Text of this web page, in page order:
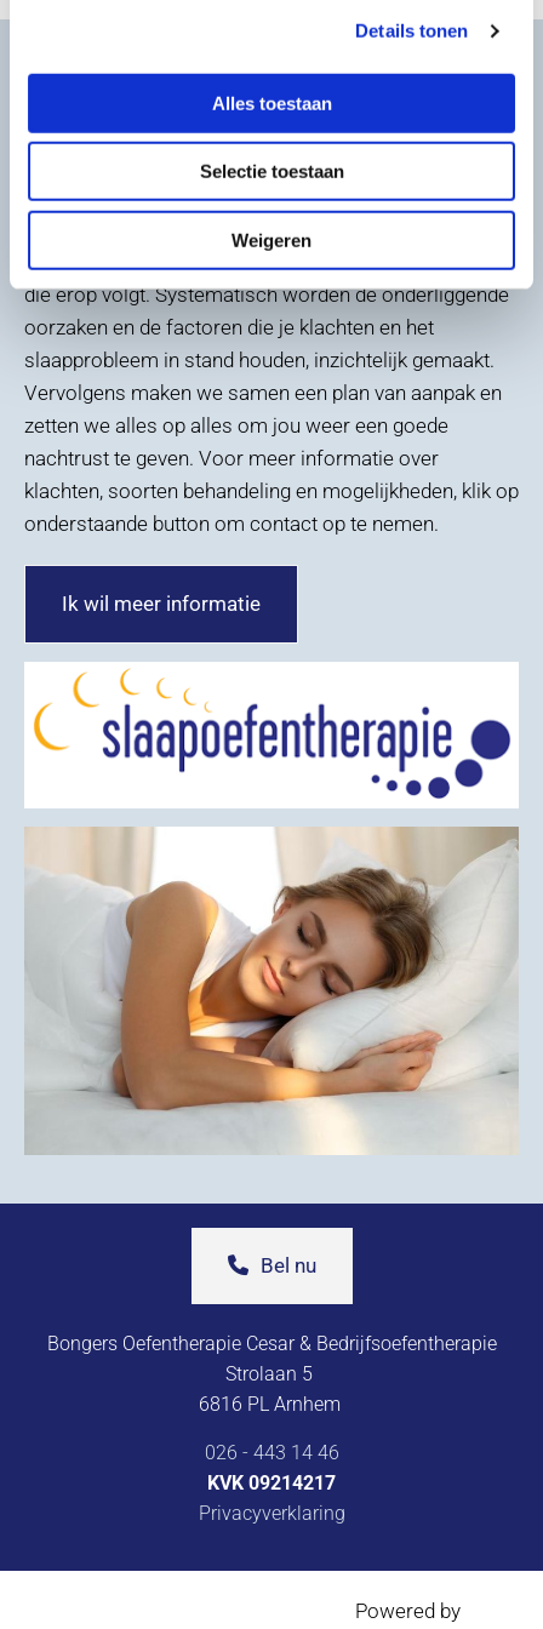
Details tonen
Alles toestaan
Selectie toestaan
Weigeren
Wat kan je van slaapoefentherapie
Ik benader je lichamelijke en/of mentale klachten en
slaapproblemen vanuit een 24-uurs visie. Invloeden van
overdag lopen door in de nacht en daarbij zullen de
gevolgen van je slechte nachtrust doorlopen in de dag
die erop volgt. Systematisch worden de onderliggende
oorzaken en de factoren die je klachten en het
slaapprobleem in stand houden, inzichtelijk gemaakt.
Vervolgens maken we samen een plan van aanpak en
zetten we alles op alles om jou weer een goede
nachtrust te geven. Voor meer informatie over
klachten, soorten behandeling en mogelijkheden, klik op
onderstaande button om contact op te nemen.
Ik wil meer informatie
Bel nu
Bongers Oefentherapie Cesar & Bedrijfsoefentherapie
Strolaan 5
6816 PL Arnhem
026 - 443 14 46
KVK 09214217
Privacyverklaring
Powered by